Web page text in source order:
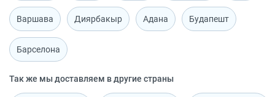
Варшава Диярбакыр Адана Будапешт
Барселона
Так же мы доставляем в другие страны